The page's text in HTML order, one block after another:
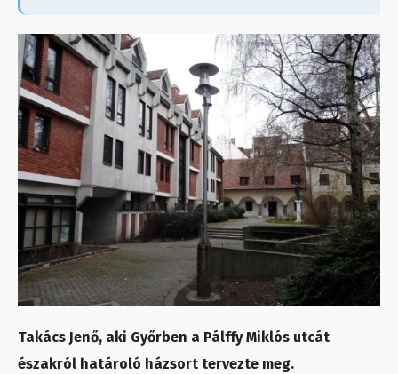
Takács Jenő, aki Győrben a Pálffy Miklós utcát
északról határoló házsort tervezte meg.